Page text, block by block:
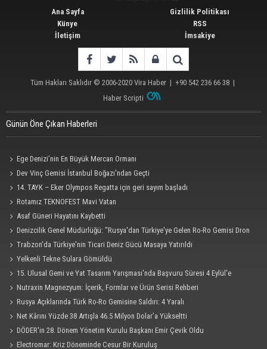
Ana Sayfa
Künye
İletişim
Gizlilik Politikası
RSS
İmsakiye
Tüm Hakları Saklıdır © 2006-2020 Vira Haber | +90 542 236 66 38 |
Haber Scripti
Günün Öne Çıkan Haberleri
Ege Denizi’nin En Büyük Mercan Ormanı
Dev Vinç Gemisi İstanbul Boğazı'ndan Geçti
14. TAYK – Eker Olympos Regatta için geri sayım başladı
Rotamız TEKNOFEST Mavi Vatan
Asaf Güneri Hayatını Kaybetti
Denizcilik Genel Müdürlüğü: "Rusya'dan Türkiye'ye Gelen Ro-Ro Gemisi Dron
Saldırısına Uğradı"
Trabzon'da Türkiye'nin Ticari Deniz Gücü Masaya Yatırıldı
Yelkenli Tekne Sulara Gömüldü
15. Ulusal Gemi ve Yat Tasarım Yarışması'nda Başvuru Süresi 4 Eylül'e
Uzatıldı
Nutraxin Magnezyum: İçerik, Formlar ve Ürün Serisi Rehberi
Rusya Açıklarında Türk Ro-Ro Gemisine Saldırı: 4 Yaralı
Net Kârını Yüzde 38 Artışla 46.5 Milyon Dolar’a Yükseltti
DÖDER'in 28. Dönem Yönetim Kurulu Başkanı Emir Çevik Oldu
Electromar: Kriz Döneminde Cesur Bir Kuruluş